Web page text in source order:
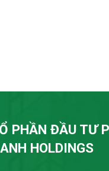
PHẦN ĐẦU TƯ
HOLDINGS